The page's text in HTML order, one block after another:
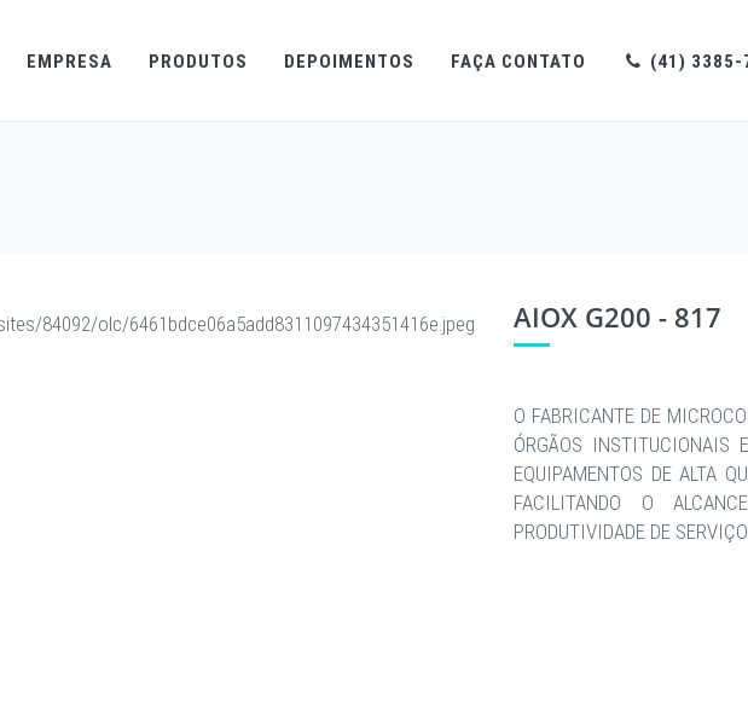
EMPRESA PRODUTOS DEPOIMENTOS FAÇA CONTATO (41) 3385-
AIOX G200 - 817
O FABRICANTE DE
ÓRGÃOS INSTITUCIONAIS
EQUIPAMENTOS DE ALTA
FACILITANDO O
PRODUTIVIDADE DE